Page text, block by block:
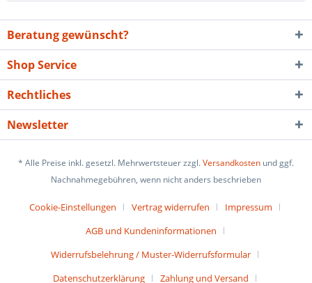
Beratung gewünscht?
Shop Service
Rechtliches
Newsletter
* Alle Preise inkl. gesetzl. Mehrwertsteuer zzgl.Versandkosten und ggf.
Nachnahmegebühren, wenn nicht anders beschrieben
Cookie-Einstellungen Vertrag widerrufen
Impressum
AGB und Kundeninformationen
Widerrufsbelehrung / Muster-Widerrufsformular
Datenschutzerklärung
Zahlung und Versand